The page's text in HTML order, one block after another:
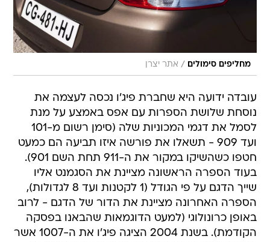
מחליפים סימולים / אתר יצרן
עובדה ידועה היא שחברת פיג'ו נכסה לעצמה את
נוסחת שלושת הספרות עם אפס באמצע על מנת
לסמל את דגמי המכוניות שלה (סימן רשום מ-101
ועד 909 - תשאלו את פורשה איזו תביעה הם כמעט
חטפו כשהשיקו במקור את ה-911 תחת השם 901).
בעוד הספרה הראשונה מציינת את הסגמנט אליו
שייך הדגם על פי הגודל (1 לקטנות ועד 8 לגדולות),
הספרה האחרונה מציינת את הדור של הדגם - לרוב
באופן כרונולוגי (למעט הדוגמאות שהבאנו בפסקה
הקודמת). בשנת 2004 הציגה פיג'ו את ה-1007 אשר